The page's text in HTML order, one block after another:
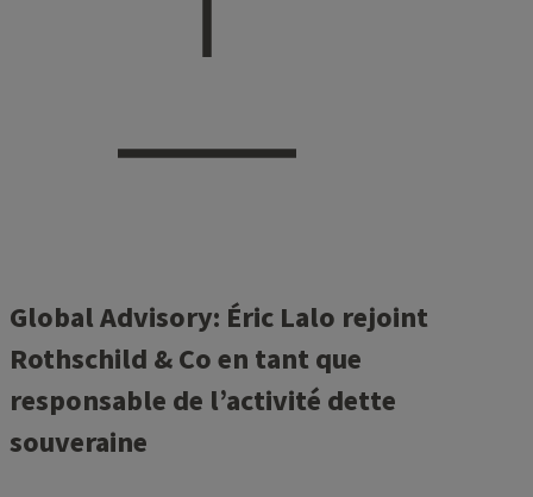
Global Advisory: Éric Lalo rejoint
Rothschild & Co en tant que
responsable de l’activité dette
souveraine